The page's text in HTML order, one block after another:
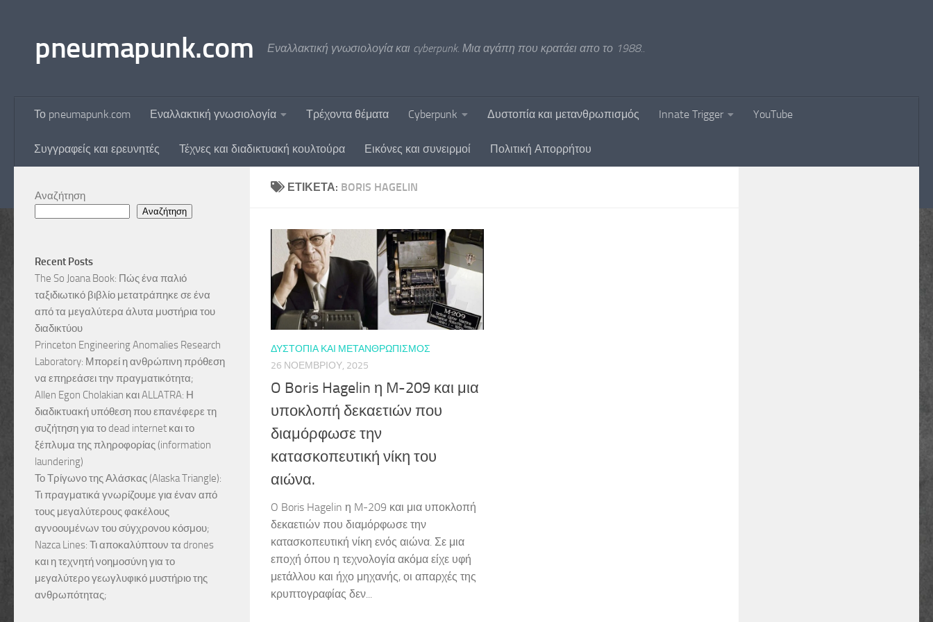
pneumapunk.com Εναλλακτική γνωσιολογία και cyberpunk. Μια αγάπη που κρατάει απο το 1988..
Το pneumapunk.com Εναλλακτική γνωσιολογία Τρέχοντα θέματα Cyberpunk Δυστοπία και μετανθρωπισμός Innate Trigger YouTube
Συγγραφείς και ερευνητές Τέχνες και διαδικτυακή κουλτούρα Εικόνες και συνειρμοί Πολιτική Απορρήτου
ΕΤΙΚΈΤΑ: BORIS HAGELIN
ΔΥΣΤΟΠΊΑ ΚΑΙ ΜΕΤΑΝΘΡΩΠΙΣΜΌΣ
26 ΝΟΕΜΒΡΊΟΥ, 2025
O Boris Hagelin η M-209 και μια
υποκλοπή δεκαετιών που
διαμόρφωσε την
κατασκοπευτική νίκη του
αιώνα.
O Boris Hagelin η M-209 και μια υποκλοπή
δεκαετιών που διαμόρφωσε την
κατασκοπευτική νίκη ενός αιώνα. Σε μια
εποχή όπου η τεχνολογία ακόμα είχε υφή
μετάλλου και ήχο μηχανής, οι απαρχές της
κρυπτογραφίας δεν...
Αναζήτηση
Αναζήτηση
Recent Posts
The So Joana Book: Πώς ένα παλιό
ταξιδιωτικό βιβλίο μετατράπηκε σε ένα
από τα μεγαλύτερα άλυτα μυστήρια του
διαδικτύου
Princeton Engineering Anomalies Research
Laboratory: Μπορεί η ανθρώπινη πρόθεση
να επηρεάσει την πραγματικότητα;
Allen Egon Cholakian και ALLATRA: Η
διαδικτυακή υπόθεση που επανέφερε τη
συζήτηση για το dead internet και το
ξέπλυμα της πληροφορίας (information
laundering)
Το Τρίγωνο της Αλάσκας (Alaska Triangle):
Τι πραγματικά γνωρίζουμε για έναν από
τους μεγαλύτερους φακέλους
αγνοουμένων του σύγχρονου κόσμου;
Nazca Lines: Τι αποκαλύπτουν τα drones
και η τεχνητή νοημοσύνη για το
μεγαλύτερο γεωγλυφικό μυστήριο της
ανθρωπότητας;